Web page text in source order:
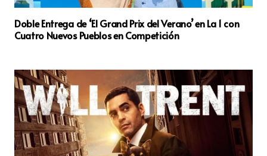
Doble Entrega de ‘El Grand Prix del Verano’ en La 1 con
Cuatro Nuevos Pueblos en Competición